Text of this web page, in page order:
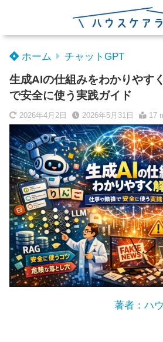
ホーム チャットGPT
生成AIの仕組みをわかりやす
で安全に使う実践ガイド
2026年4月2日 2026年5月31日 17
著者：ハ